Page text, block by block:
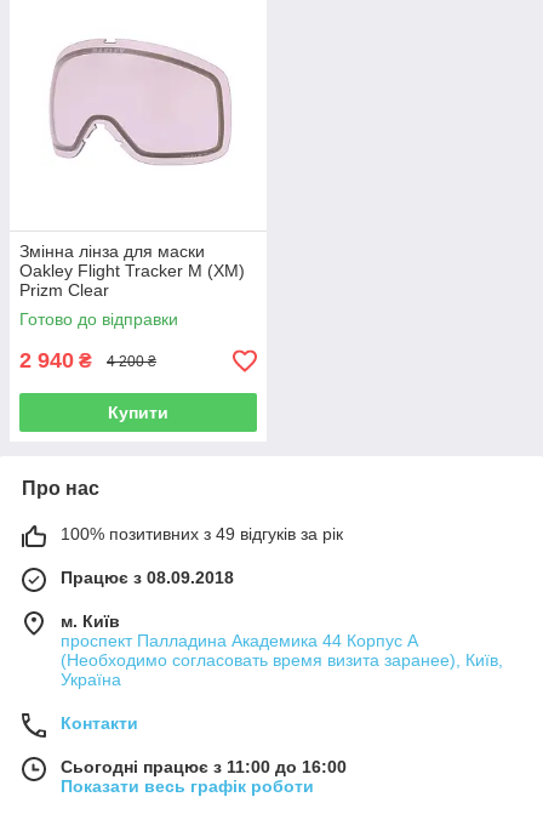
Змінна лінза для маски
Oakley Flight Tracker M (XM)
Prizm Clear
Готово до відправки
2 940 ₴ 4 200 ₴
Купити
Про нас
100% позитивних з 49 відгуків за рік
Працює з 08.09.2018
м. Київ
проспект Палладина Академика 44 Корпус А
(Необходимо согласовать время визита заранее), Київ,
Україна
Контакти
Сьогодні працює з 11:00 до 16:00
Показати весь графік роботи